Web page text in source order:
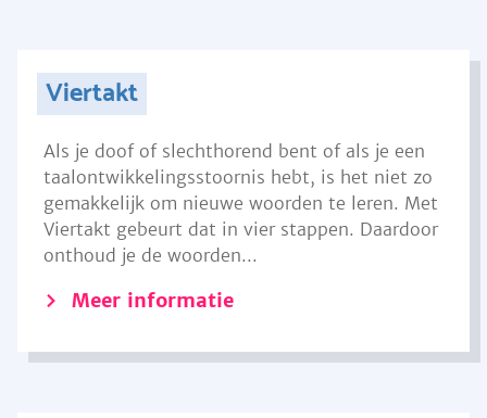
Viertakt
Als je doof of slechthorend bent of als je een
taalontwikkelingsstoornis hebt, is het niet zo
gemakkelijk om nieuwe woorden te leren. Met
Viertakt gebeurt dat in vier stappen. Daardoor
onthoud je de woorden...
Meer informatie